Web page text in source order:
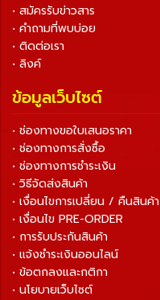
• สมัครรับข่าวสาร
• คำถามที่พบบ่อย
• ติดต่อเรา
• ลิงค์
ข้อมูลเว็บไซต์
• ช่องทางขอใบเสนอราคา
• ช่องทางการสั่งซื้อ
• ช่องทางการชำระเงิน
• วิธีจัดส่งสินค้า
• เงื่อนไขการเปลี่ยน / คืนสินค้า
• เงื่อนไข PRE-ORDER
• การรับประกันสินค้า
• แจ้งชำระเงินออนไลน์
• ข้อตกลงและกติกา
• นโยบายเว็บไซต์